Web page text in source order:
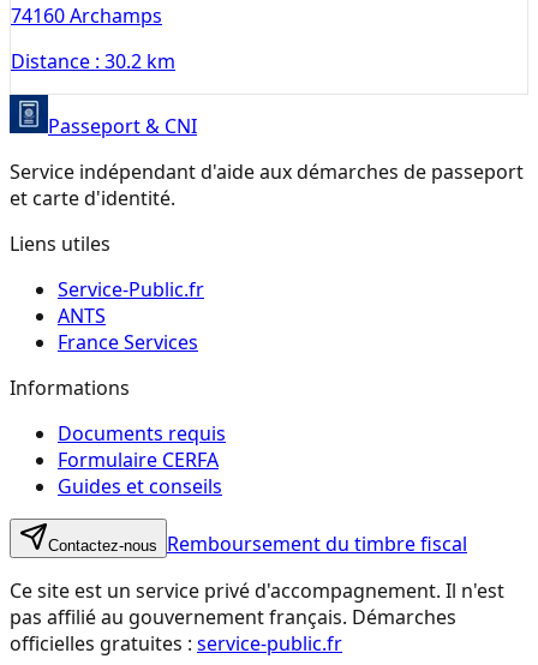
74160Archamps
Distance : 30.2 km
Passeport & CNI
Service indépendant d'aide aux démarches de passeport
et carte d'identité.
Liens utiles
Service-Public.fr
ANTS
France Services
Informations
Documents requis
Formulaire CERFA
Guides et conseils
Contactez-nous
Remboursement du timbre fiscal
Ce site est un service privé d'accompagnement. Il n'est
pas affilié au gouvernement français. Démarches
officielles gratuites : service-public.fr